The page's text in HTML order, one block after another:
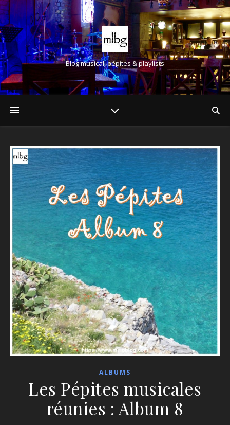
Blog musical, pépites & playlists
ALBUMS
Les Pépites musicales
réunies : Album 8